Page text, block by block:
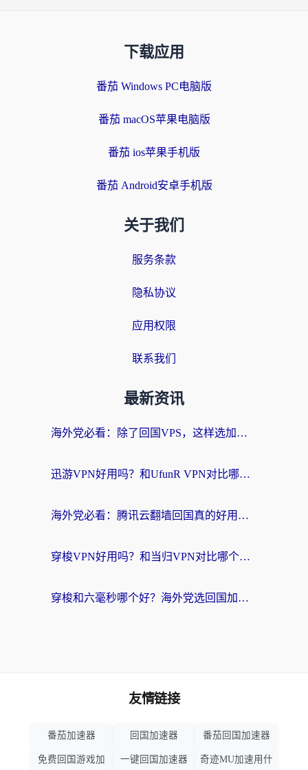
下载应用
番茄 Windows PC电脑版
番茄 macOS苹果电脑版
番茄 ios苹果手机版
番茄 Android安卓手机版
关于我们
服务条款
隐私协议
应用权限
联系我们
最新资讯
海外党必看：除了回国VPS，这样选加速器也能无缝刷国内资源？
迅游VPN好用吗？和UfunR VPN对比哪个回国效果更好？海外党亲测避坑指南
海外党必看：腾讯云翻墙回国真的好用吗？+ 3步选对回国加速器指南
穿梭VPN好用吗？和当归VPN对比哪个回国效果更好？海外党亲测实用指南
穿梭和六毫秒哪个好？海外党选回国加速器的避坑指南，附番茄加速器实测
友情链接
番茄加速器 回国加速器 番茄回国加速器
免费回国游戏加 一键回国加速器 奇迹MU加速用什